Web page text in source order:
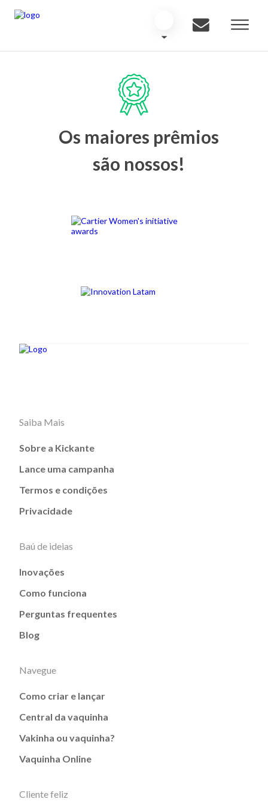
Os maiores prêmios
são nossos!
Saiba Mais
Sobre a Kickante
Lance uma campanha
Termos e condições
Privacidade
Baú de ideias
Inovações
Como funciona
Perguntas frequentes
Blog
Navegue
Como criar e lançar
Central da vaquinha
Vakinha ou vaquinha?
Vaquinha Online
Cliente feliz